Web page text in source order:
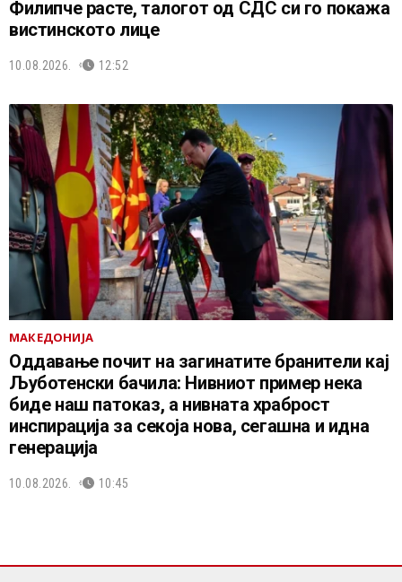
Филипче расте, талогот од СДС си го покажа
вистинското лице
10.08.2026. 12:52
МАКЕДОНИЈА
Оддавање почит на загинатите бранители кај
Љуботенски бачила: Нивниот пример нека
биде наш патоказ, а нивната храброст
инспирација за секоја нова, сегашна и идна
генерација
10.08.2026. 10:45